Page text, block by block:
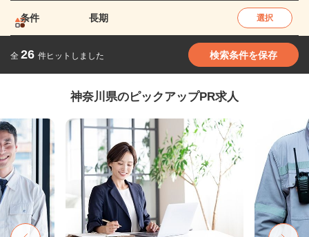
条件 長期 選択
全 26 件ヒットしました 検索条件を保存
神奈川県のピックアップPR求人